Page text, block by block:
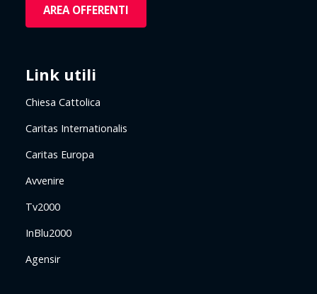
AREA OFFERENTI
Link utili
Chiesa Cattolica
Caritas Internationalis
Caritas Europa
Avvenire
Tv2000
InBlu2000
Agensir